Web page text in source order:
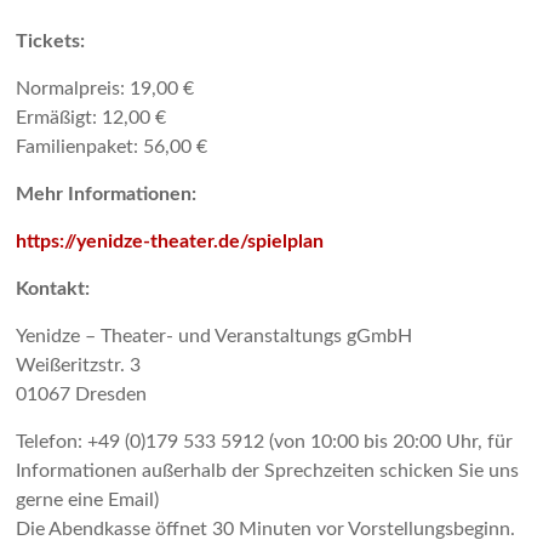
Tickets:
Normalpreis: 19,00 €
Ermäßigt: 12,00 €
Familienpaket: 56,00 €
Mehr Informationen:
https://yenidze-theater.de/spielplan
Kontakt:
Yenidze – Theater- und Veranstaltungs gGmbH
Weißeritzstr. 3
01067 Dresden
Telefon: +49 (0)179 533 5912 (von 10:00 bis 20:00 Uhr, für
Informationen außerhalb der Sprechzeiten schicken Sie uns
gerne eine Email)
Die Abendkasse öffnet 30 Minuten vor Vorstellungsbeginn.